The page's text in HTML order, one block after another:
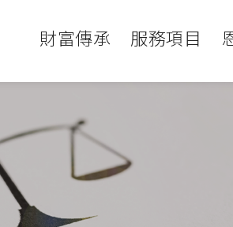
財富傳承 服務項目